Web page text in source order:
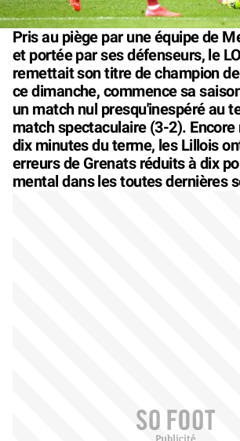
Pris au piège par une équipe de
et portée par ses défenseurs, le
remettait son titre de champion
ce dimanche, commence sa
un match nul presqu'inespéré au
match spectaculaire (3-2). Encore
dix minutes du terme, les Lillois
erreurs de Grenats réduits à dix
mental dans les toutes dernières